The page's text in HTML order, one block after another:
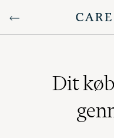
Dit